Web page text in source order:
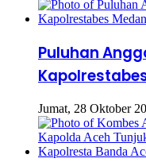
Puluhan
Jumat, 28 Oktober